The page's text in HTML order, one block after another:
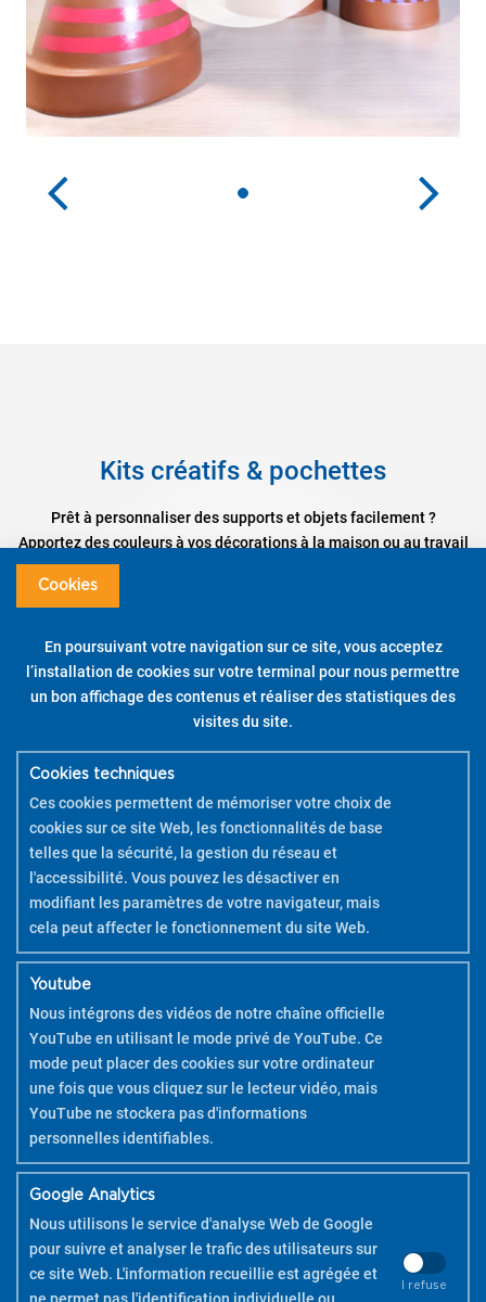
Kits créatifs & pochettes
Prêt à personnaliser des supports et objets facilement ?
Apportez des couleurs à vos décorations à la maison ou au travail
grâce aux pochettes Pintor et à ses kits créatifs !
Pour vous aider à utiliser vos kits créatifs,
Pilot Pintor – Kit Créatif – Housse de Coussin – Pointes
Fine / Large
REGARDER LE TUTORIEL
Cookies
En poursuivant votre navigation sur ce site, vous acceptez
l’installation de cookies sur votre terminal pour nous permettre
un bon affichage des contenus et réaliser des statistiques des
visites du site.
Cookies techniques
Ces cookies permettent de mémoriser votre choix de
cookies sur ce site Web, les fonctionnalités de base
telles que la sécurité, la gestion du réseau et
l'accessibilité. Vous pouvez les désactiver en
modifiant les paramètres de votre navigateur, mais
cela peut affecter le fonctionnement du site Web.
Youtube
Nous intégrons des vidéos de notre chaîne officielle
YouTube en utilisant le mode privé de YouTube. Ce
mode peut placer des cookies sur votre ordinateur
une fois que vous cliquez sur le lecteur vidéo, mais
YouTube ne stockera pas d'informations
personnelles identifiables.
Google Analytics
Nous utilisons le service d'analyse Web de Google
pour suivre et analyser le trafic des utilisateurs sur
ce site Web. L'information recueillie est agrégée et
I refuse